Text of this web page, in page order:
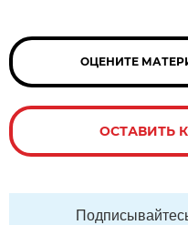
ОЦЕНИТЕ
ОСТАВИТЬ